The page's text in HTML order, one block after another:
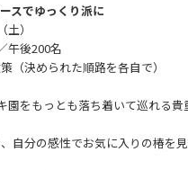
スでゆっくり派に
）
午後200名
（決められた順路を各自で）
園をもっとも落ち着いて巡れる貴
自分の感性でお気に入りの椿を